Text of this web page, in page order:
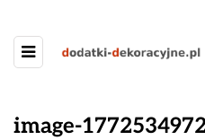
image-